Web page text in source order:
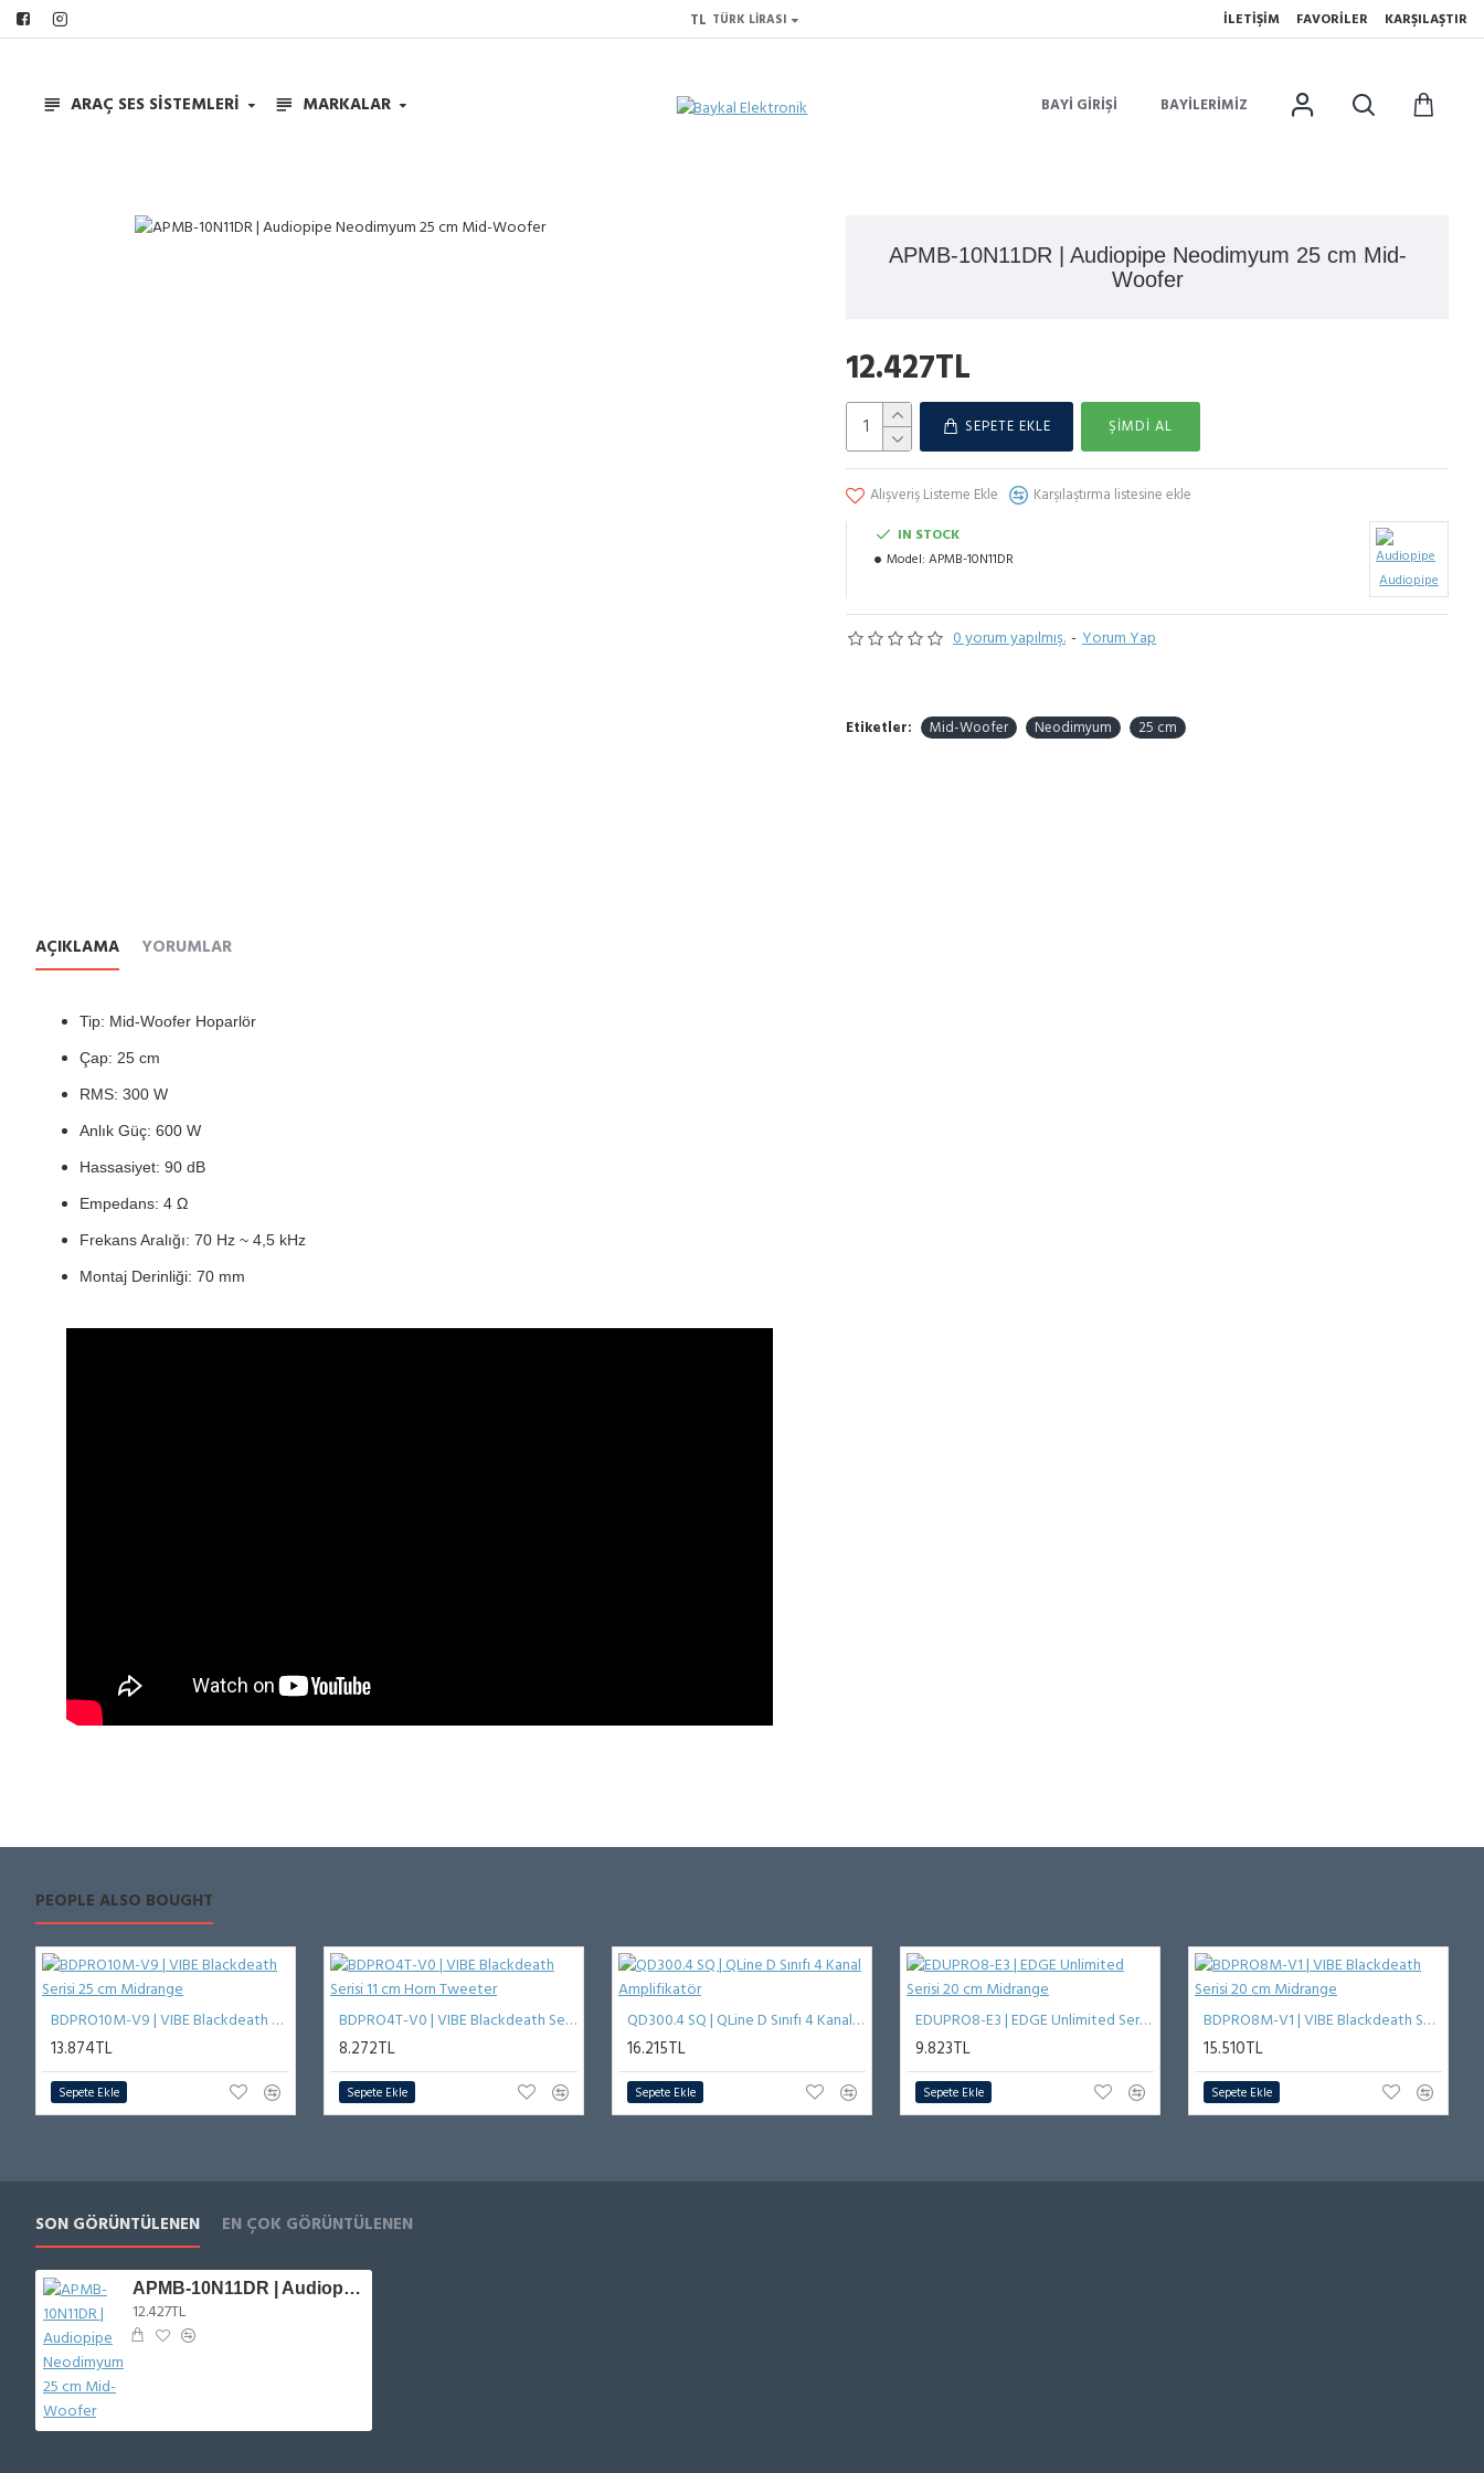
TL TÜRK LIRASI İLETIŞIM FAVORILER KARŞILAŞTIR
ARAÇ SES SISTEMLERI MARKALAR BAYI GIRIŞI BAYILERIMIZ
APMB-10N11DR | Audiopipe Neodimyum 25 cm Mid-
Woofer
IN STOCK
Model: APMB-10N11DR
Audiopipe
0 yorum yapılmış. - Yorum Yap
12.427TL
SEPETE EKLE ŞIMDI AL
Alışveriş Listeme Ekle Karşılaştırma listesine ekle
Etiketler: Mid-Woofer Neodimyum 25 cm
AÇIKLAMA YORUMLAR
Tip: Mid-Woofer Hoparlör
Çap: 25 cm
RMS: 300 W
Anlık Güç: 600 W
Hassasiyet: 90 dB
Empedans: 4 Ω
Frekans Aralığı: 70 Hz ~ 4,5 kHz
Montaj Derinliği: 70 mm
PEOPLE ALSO BOUGHT
BDPRO10M-V9 | VIBE Blackdeath Serisi 25 cm Midrange
13.874TL
Sepete Ekle
BDPRO4T-V0 | VIBE Blackdeath Serisi 11 cm Horn Tweeter
8.272TL
Sepete Ekle
QD300.4 SQ | QLine D Sınıfı 4 Kanal Amplifikatör
16.215TL
Sepete Ekle
EDUPRO8-E3 | EDGE Unlimited Serisi 20 cm Midrange
9.823TL
Sepete Ekle
BDPRO8M-V1 | VIBE Blackdeath Serisi 20 cm Midrange
15.510TL
Sepete Ekle
SON GÖRÜNTÜLENEN EN ÇOK GÖRÜNTÜLENEN
APMB-10N11DR | Audiopipe Neodimyum 25 cm Mid-Woofer
12.427TL